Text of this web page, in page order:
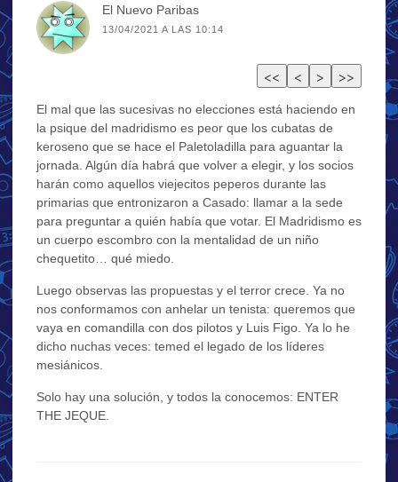
El Nuevo Paribas
13/04/2021 A LAS 10:14
El mal que las sucesivas no elecciones está haciendo en
la psique del madridismo es peor que los cubatas de
keroseno que se hace el Paletoladilla para aguantar la
jornada. Algún día habrá que volver a elegir, y los socios
harán como aquellos viejecitos peperos durante las
primarias que entronizaron a Casado: llamar a la sede
para preguntar a quién había que votar. El Madridismo es
un cuerpo escombro con la mentalidad de un niño
chequetito… qué miedo.
Luego observas las propuestas y el terror crece. Ya no
nos conformamos con anhelar un tenista: queremos que
vaya en comandilla con dos pilotos y Luis Figo. Ya lo he
dicho nuchas veces: temed el legado de los líderes
mesiánicos.
Solo hay una solución, y todos la conocemos: ENTER
THE JEQUE.